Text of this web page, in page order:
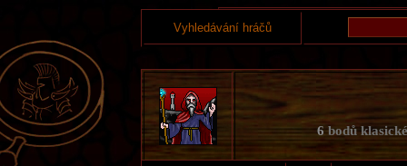
Vyhledávání hráčů
6bodů